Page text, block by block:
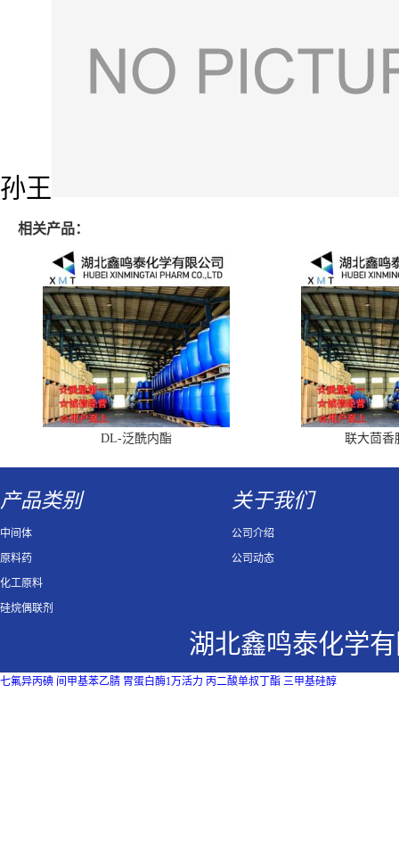
孙王
相关产品：
DL-泛酰内酯 联大茴香
产品类别
中间体
原料药
化工原料
硅烷偶联剂
关于我们
公司介绍
公司动态
湖北鑫鸣泰化学
七氟异丙碘 间甲基苯乙腈 胃蛋白酶1万活力 丙二酸单叔丁酯 三甲基硅醇